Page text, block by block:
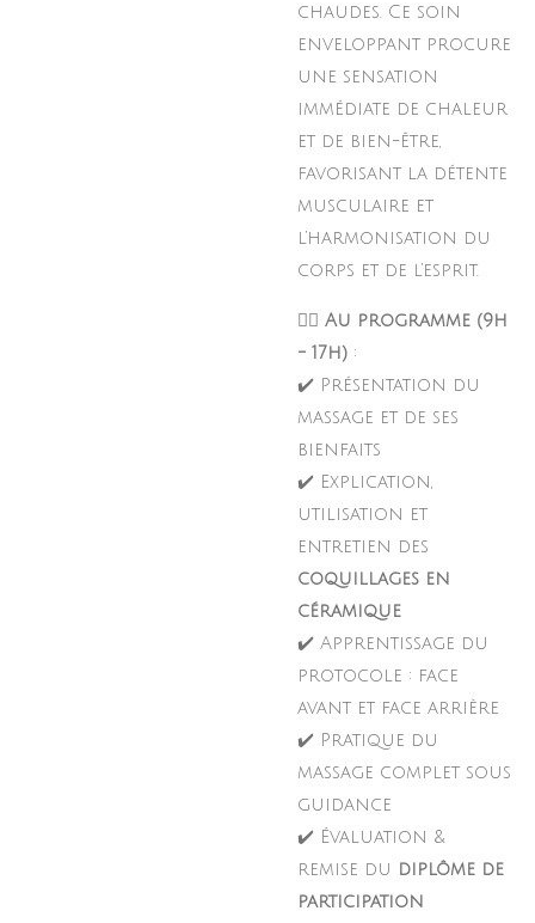
chaudes. Ce soin
enveloppant procure
une sensation
immédiate de chaleur
et de bien-être,
favorisant la détente
musculaire et
l’harmonisation du
corps et de l’esprit.
💆‍♂️ Au programme (9h
- 17h) :
✔️ Présentation du
massage et de ses
bienfaits
✔️ Explication,
utilisation et
entretien des
coquillages en
céramique
✔️ Apprentissage du
protocole : face
avant et face arrière
✔️ Pratique du
massage complet sous
guidance
✔️ Évaluation &
remise du diplôme de
participation